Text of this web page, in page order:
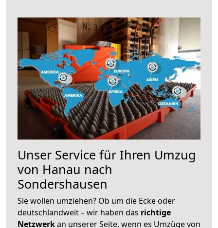
Unser Service für Ihren Umzug
von Hanau nach
Sondershausen
Sie wollen umziehen? Ob um die Ecke oder
deutschlandweit – wir haben das richtige
Netzwerkan unserer Seite, wenn es Umzüge von